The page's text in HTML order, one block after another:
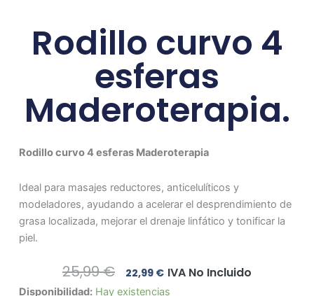
Rodillo curvo 4
esferas
Maderoterapia.
Rodillo curvo 4 esferas Maderoterapia
Ideal para masajes reductores, anticelulíticos y
modeladores, ayudando a acelerar el desprendimiento de
grasa localizada, mejorar el drenaje linfático y tonificar la
piel.
25,99€ El
Precio
22,99 €El
Precio
IVA No Incluido
Disponibilidad: Hay existencias
Rodillo